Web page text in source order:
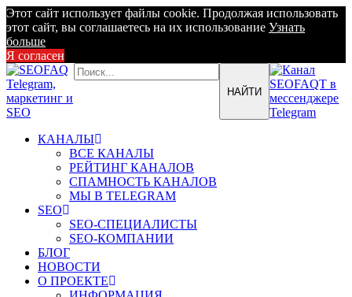
Этот сайт использует файлы cookie. Продолжая использовать
этот сайт, вы соглашаетесь на их использование Узнать
больше
Я согласен
КАНАЛЫ
ВСЕ КАНАЛЫ
РЕЙТИНГ КАНАЛОВ
СПАМНОСТЬ КАНАЛОВ
МЫ В TELEGRAM
SEO
SEO-СПЕЦИАЛИСТЫ
SEO-КОМПАНИИ
БЛОГ
НОВОСТИ
О ПРОЕКТЕ